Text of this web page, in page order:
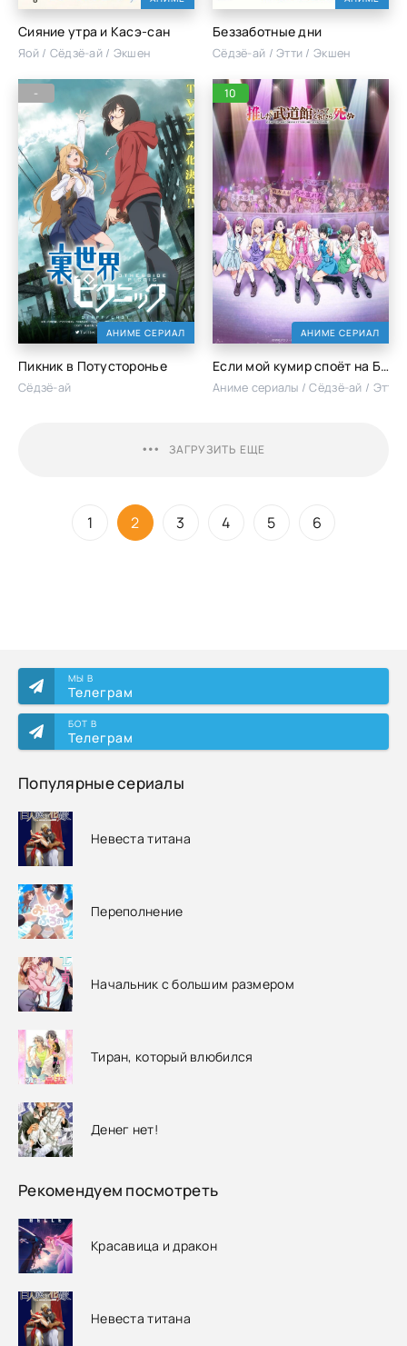
МЫ В
Телеграм
БОТ В
Телеграм
Популярные сериалы
Невеста титана
Переполнение
Начальник с большим размером
Тиран, который влюбился
Денег нет!
Рекомендуем посмотреть
Красавица и дракон
Невеста титана
Сияние утра и Касэ-сан
Яой / Сёдзё-ай / Экшен
Беззаботные дни
Сёдзё-ай / Этти / Экшен
АНИМЕ СЕРИАЛ
-
Пикник в Потусторонье
Сёдзё-ай
АНИМЕ СЕРИАЛ
10
Если мой кумир споёт на Будокане, то я умру от счастья
Аниме сериалы / Сёдзё-ай / Этти
ЗАГРУЗИТЬ ЕЩЕ
1 2 3 4 5 6